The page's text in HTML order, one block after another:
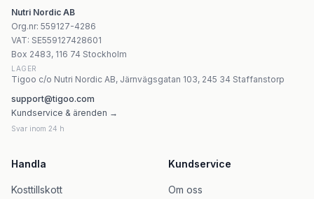
Vitaking Lutein 20mg + 4mg Zeaxantin - 60 kapslar
Vitaking Bilberry Extract 470mg - Blåbärsextrakt med
Life Extension - Vinpocetine - 100 tabletter
Nutri Nordic AB
Org.nr: 559127-4286
VAT: SE559127428601
Box 2483, 116 74 Stockholm
LAGER
Tigoo c/o Nutri Nordic AB, Järnvägsgatan 103, 245 34 Staffanstorp
support@tigoo.com
Kundservice & ärenden →
Svar inom 24 h
Handla
Kosttillskott
Kundservice
Om oss